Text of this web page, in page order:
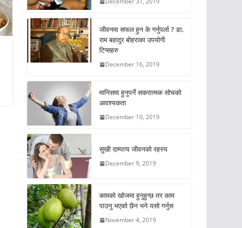
जीवनमा सफल हुन के गर्नुपर्ला ? डा.
राम बहादुर बोहराका उपयोगी
टिप्सहरु
December 16, 2019
मानिसमा हुनुपर्ने सकरात्मक सोचको
आवश्यकता
December 10, 2019
सुखी दाम्पत्य जीवनको रहस्य
December 9, 2019
कामको खोजमा हुनुहुन्छ तर काम
पाउनु भएको छैन भने यसो गर्नुस
November 4, 2019